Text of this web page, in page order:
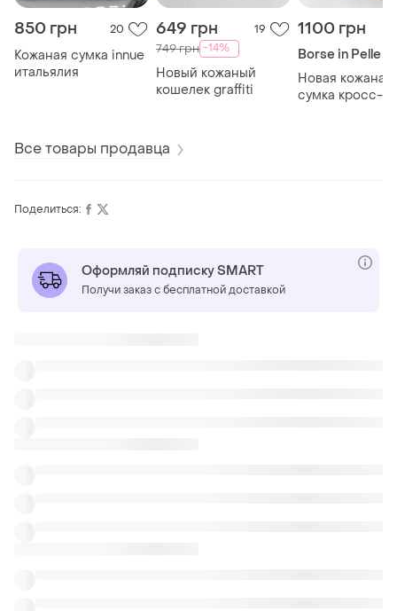
850 грн 20
Кожаная сумка innue
итальялия
649 грн 19
749 грн -14%
Новый кожаный
кошелек graffiti
1100 грн
Borse in Pelle
Новая кожаная
сумка кросс-
Все товары продавца
Поделиться:
Оформляй подписку SMART
Получи заказ с бесплатной доставкой